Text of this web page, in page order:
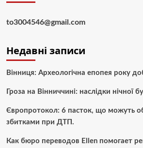
to3004546@gmail.com
Недавні записи
Вінниця: Археологічна епопея року
Гроза на Вінниччині: наслідки нічної
Європротокол: 6 пасток, що можуть
збитками при ДТП.
Как бюро переводов Ellen помогает